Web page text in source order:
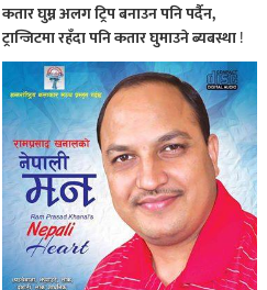
कतार घुम्न अलग ट्रिप बनाउन पनि पर्दैन,
ट्रान्जिटमा रहँदा पनि कतार घुमाउने ब्यबस्था!